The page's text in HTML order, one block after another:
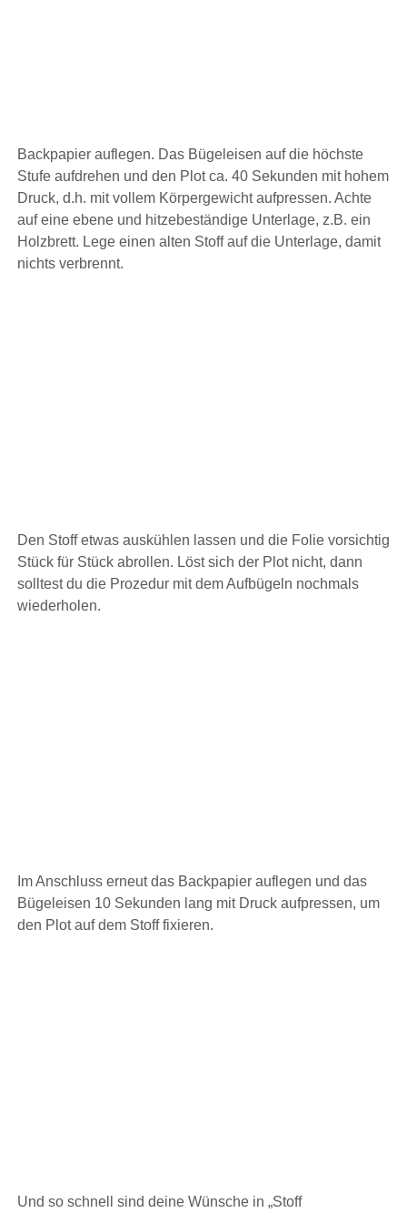
Backpapier auflegen. Das Bügeleisen auf die höchste
Stufe aufdrehen und den Plot ca. 40 Sekunden mit hohem
Druck, d.h. mit vollem Körpergewicht aufpressen. Achte
auf eine ebene und hitzebeständige Unterlage, z.B. ein
Holzbrett. Lege einen alten Stoff auf die Unterlage, damit
nichts verbrennt.
Den Stoff etwas auskühlen lassen und die Folie vorsichtig
Stück für Stück abrollen. Löst sich der Plot nicht, dann
solltest du die Prozedur mit dem Aufbügeln nochmals
wiederholen.
Im Anschluss erneut das Backpapier auflegen und das
Bügeleisen 10 Sekunden lang mit Druck aufpressen, um
den Plot auf dem Stoff fixieren.
Und so schnell sind deine Wünsche in „Stoff